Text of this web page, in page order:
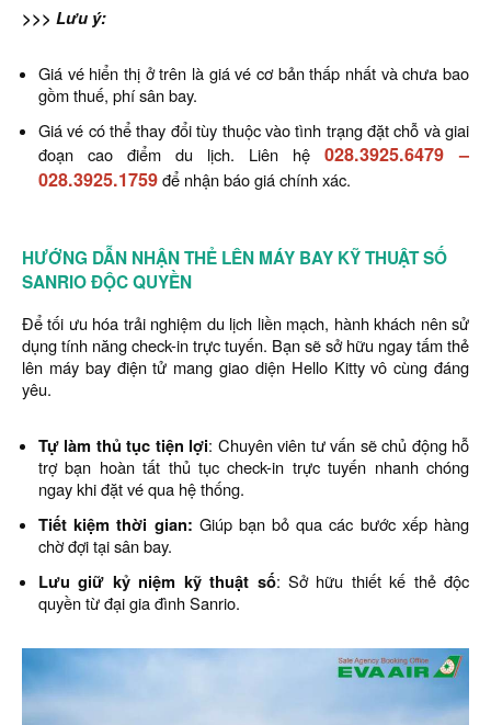
>>> Lưu ý:
Giá vé hiển thị ở trên là giá vé cơ bản thấp nhất và chưa bao
gồm thuế, phí sân bay.
Giá vé có thể thay đổi tùy thuộc vào tình trạng đặt chỗ và giai
đoạn cao điểm du lịch. Liên hệ 028.3925.6479 –
028.3925.1759để nhận báo giá chính xác.
HƯỚNG DẪN NHẬN THẺ LÊN MÁY BAY KỸ THUẬT SỐ
SANRIO ĐỘC QUYỀN
Để tối ưu hóa trải nghiệm du lịch liền mạch, hành khách nên sử
dụng tính năng check-in trực tuyến. Bạn sẽ sở hữu ngay tấm thẻ
lên máy bay điện tử mang giao diện Hello Kitty vô cùng đáng
yêu.
Tự làm thủ tục tiện lợi: Chuyên viên tư vấn sẽ chủ động hỗ
trợ bạn hoàn tất thủ tục check-in trực tuyến nhanh chóng
ngay khi đặt vé qua hệ thống.
Tiết kiệm thời gian: Giúp bạn bỏ qua các bước xếp hàng
chờ đợi tại sân bay.
Lưu giữ kỷ niệm kỹ thuật số: Sở hữu thiết kế thẻ độc
quyền từ đại gia đình Sanrio.